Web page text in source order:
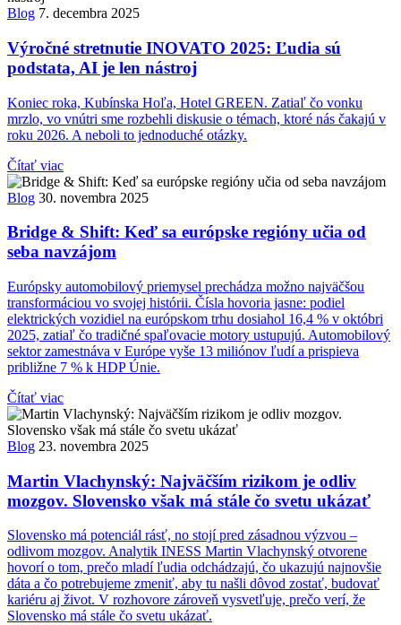
Blog 7. decembra 2025
Výročné stretnutie INOVATO 2025: Ľudia sú
podstata, AI je len nástroj
Koniec roka, Kubínska Hoľa, Hotel GREEN. Zatiaľ čo vonku
mrzlo, vo vnútri sme rozbehli diskusie o témach, ktoré nás čakajú v
roku 2026. A neboli to jednoduché otázky.
Čítať viac
Blog 30. novembra 2025
Bridge & Shift: Keď sa európske regióny učia od
seba navzájom
Európsky automobilový priemysel prechádza možno najväčšou
transformáciou vo svojej histórii. Čísla hovoria jasne: podiel
elektrických vozidiel na európskom trhu dosiahol 16,4 % v októbri
2025, zatiaľ čo tradičné spaľovacie motory ustupujú. Automobilový
sektor zamestnáva v Európe vyše 13 miliónov ľudí a prispieva
približne 7 % k HDP Únie.
Čítať viac
Blog 23. novembra 2025
Martin Vlachynský: Najväčším rizikom je odliv
mozgov. Slovensko však má stále čo svetu ukázať
Slovensko má potenciál rásť, no stojí pred zásadnou výzvou –
odlivom mozgov. Analytik INESS Martin Vlachynský otvorene
hovorí o tom, prečo mladí ľudia odchádzajú, čo ukazujú najnovšie
dáta a čo potrebujeme zmeniť, aby tu našli dôvod zostať, budovať
kariéru aj život. V rozhovore zároveň vysvetľuje, prečo verí, že
Slovensko má stále čo svetu ukázať.